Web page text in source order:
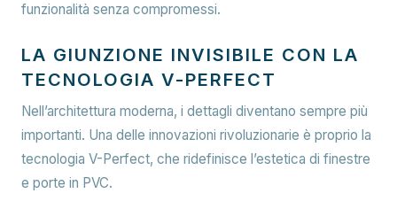
funzionalità senza compromessi.
LA GIUNZIONE INVISIBILE CON LA
TECNOLOGIA V-PERFECT
Nell’architettura moderna, i dettagli diventano sempre più
importanti. Una delle innovazioni rivoluzionarie è proprio la
tecnologia V-Perfect, che ridefinisce l’estetica di finestre
e porte in PVC.